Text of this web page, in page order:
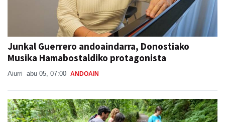
Junkal Guerrero andoaindarra, Donostiako
Musika Hamabostaldiko protagonista
Aiurri abu 05, 07:00 ANDOAIN